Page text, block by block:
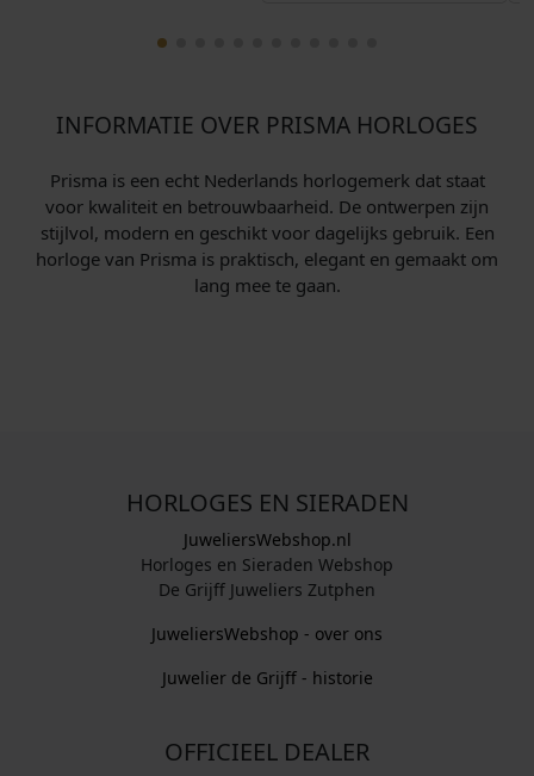
INFORMATIE OVER PRISMA HORLOGES
Prisma is een echt Nederlands horlogemerk dat staat
voor kwaliteit en betrouwbaarheid. De ontwerpen zijn
stijlvol, modern en geschikt voor dagelijks gebruik. Een
horloge van Prisma is praktisch, elegant en gemaakt om
lang mee te gaan.
HORLOGES EN SIERADEN
JuweliersWebshop.nl
Horloges en Sieraden Webshop
De Grijff Juweliers Zutphen
JuweliersWebshop - over ons
Juwelier de Grijff - historie
OFFICIEEL DEALER